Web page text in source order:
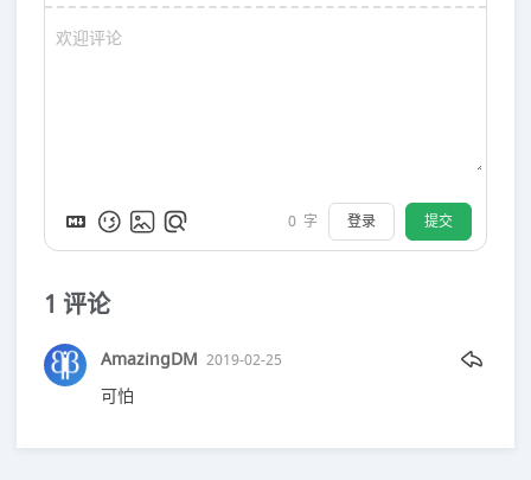
0 字 登录 提交
1 评论
AmazingDM 2019-02-25
可怕